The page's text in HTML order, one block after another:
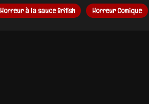
Horreur à la sauce British Horreur Comique